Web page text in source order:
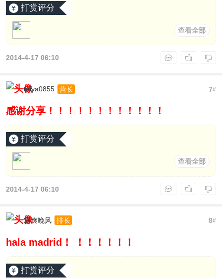
打赏评分
查看全部
2014-4-17 06:10
7#
miya0855 营长
感谢分享！！！！！！！！！！！！
打赏评分
查看全部
2014-4-17 06:10
8#
凉爽晚风 排长
hala madrid！ ！！！！！！
打赏评分